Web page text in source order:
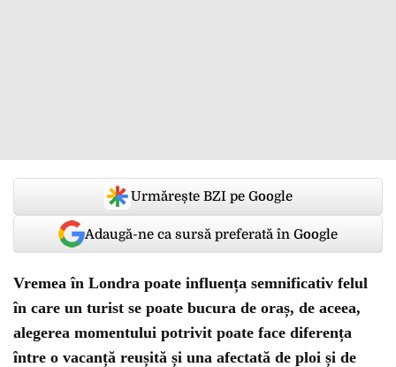
Urmărește BZI pe Google
Adaugă-ne ca sursă preferată în Google
Vremea în Londra poate influența semnificativ felul
în care un turist se poate bucura de oraș, de aceea,
alegerea momentului potrivit poate face diferența
între o vacanță reușită și una afectată de ploi și de